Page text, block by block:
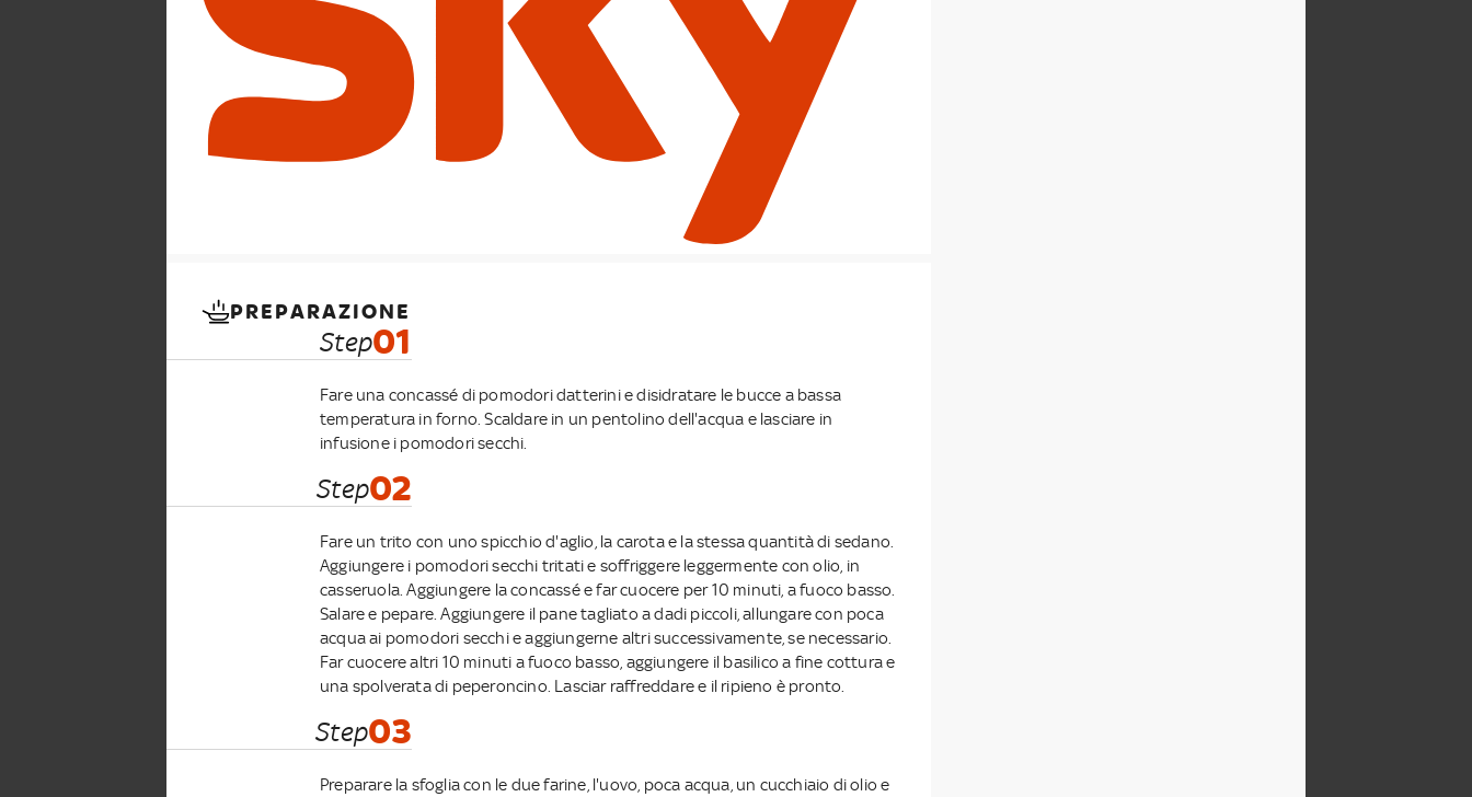
PREPARAZIONE
Step01
Fare una concassé di pomodori datterini e disidratare le bucce a bassa
temperatura in forno. Scaldare in un pentolino dell'acqua e lasciare in
infusione i pomodori secchi.
Step02
Fare un trito con uno spicchio d'aglio, la carota e la stessa quantità di sedano.
Aggiungere i pomodori secchi tritati e soffriggere leggermente con olio, in
casseruola. Aggiungere la concassé e far cuocere per 10 minuti, a fuoco basso.
Salare e pepare. Aggiungere il pane tagliato a dadi piccoli, allungare con poca
acqua ai pomodori secchi e aggiungerne altri successivamente, se necessario.
Far cuocere altri 10 minuti a fuoco basso, aggiungere il basilico a fine cottura e
una spolverata di peperoncino. Lasciar raffreddare e il ripieno è pronto.
Step03
Preparare la sfoglia con le due farine, l'uovo, poca acqua, un cucchiaio di olio e